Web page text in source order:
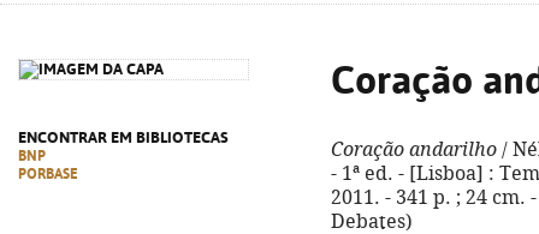
ENCONTRAR EM BIBLIOTECAS
BNP
PORBASE
Coração
Coração andarilho /
- 1ª ed. - [Lisboa] :
2011. - 341 p. ; 24 cm.
Debates)